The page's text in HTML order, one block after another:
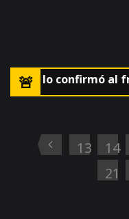
lo confirmó al
13 14
21